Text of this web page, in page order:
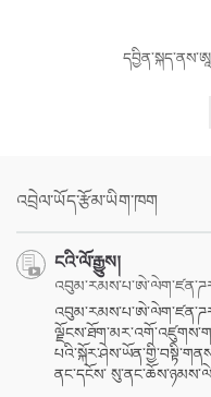
འབྲེལ་ཡོད་རྩོམ་ཡིག་ཁག
ངའི་ལོ་རྒྱུས།
ནང་དངོས་